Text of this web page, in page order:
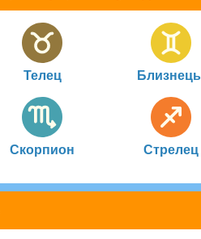
Телец
Скорпион Стрелец